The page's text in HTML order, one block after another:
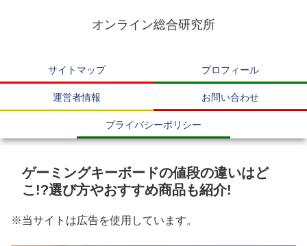
オンライン総合研究所
サイトマップ プロフィール
運営者情報 お問い合わせ
プライバシーポリシー
ゲーミングキーボードの値段の違いはど
こ!?選び方やおすすめ商品も紹介!
※当サイトは広告を使用しています。